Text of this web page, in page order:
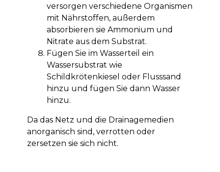
versorgen verschiedene Organismen
mit Nährstoffen, außerdem
absorbieren sie Ammonium und
Nitrate aus dem Substrat.
Fügen Sie im Wasserteil ein
Wassersubstrat wie
Schildkrötenkiesel oder Flusssand
hinzu und fügen Sie dann Wasser
hinzu.
Da das Netz und die Drainagemedien
anorganisch sind, verrotten oder
zersetzen sie sich nicht.